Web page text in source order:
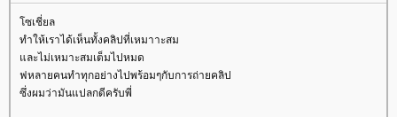
ซเชี่ยล
ทำให้เราได้เห็นทั้งคลิปที่เหมาาะสม
ละไม่เหมาะสมเต็มไปหมด
ฟหลายคนทำทุกอย่างไปพร้อมๆกับการถ่ายคลิป
ซึ่งผมว่ามันแปลกดีครับพี่